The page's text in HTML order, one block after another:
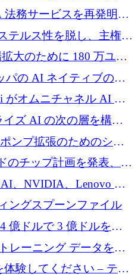
億ユーロ以上で4億
務サービスを再発明す
を適切に確保
テルス性を脱し、主権の
AI を強化
大のために 180 万ユー
パの AI ネイティブの創
6,000 万ユーロを調達
がオムニチャネル AI プ
に 1,700 万ドルを調達
イズ AI の次の層を構築
ルを獲得
ンプ拡張のためのシー
ユーロを確保
のチップ計画を発表、英
で拡大」し「ここに留
AI、NVIDIA、Lenovo と
Excellence を立ち上げ
ングスプーンファイル
億ドルで 3 億ドルを調
レーニング データを拡
ルのプレシードを調達
体験してください – テク